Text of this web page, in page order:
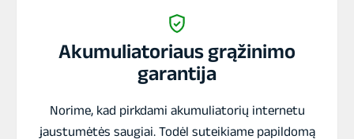
Akumuliatoriaus grąžinimo
garantija
Norime, kad pirkdami akumuliatorių internetu
jaustumėtės saugiai. Todėl suteikiame papildomą